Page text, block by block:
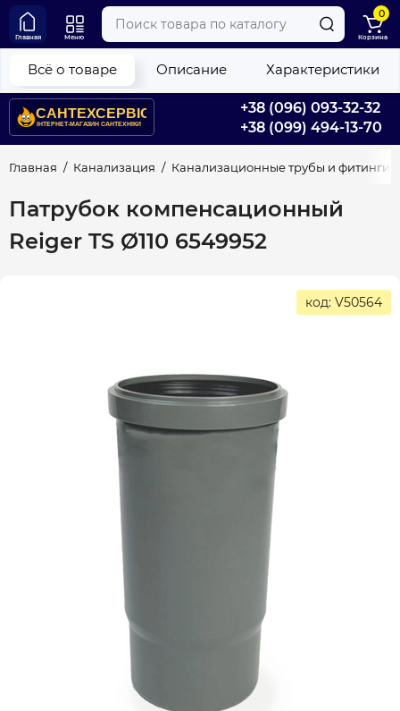
+38 (096) 093-32-32
+38 (099) 494-13-70
Главная Меню
0
Корзина
Главная Канализация Канализационные трубы и фитинги
Патрубок компенсационный
Reiger TS Ø110 6549952
Всё о товаре Описание Характеристики
код: V50564